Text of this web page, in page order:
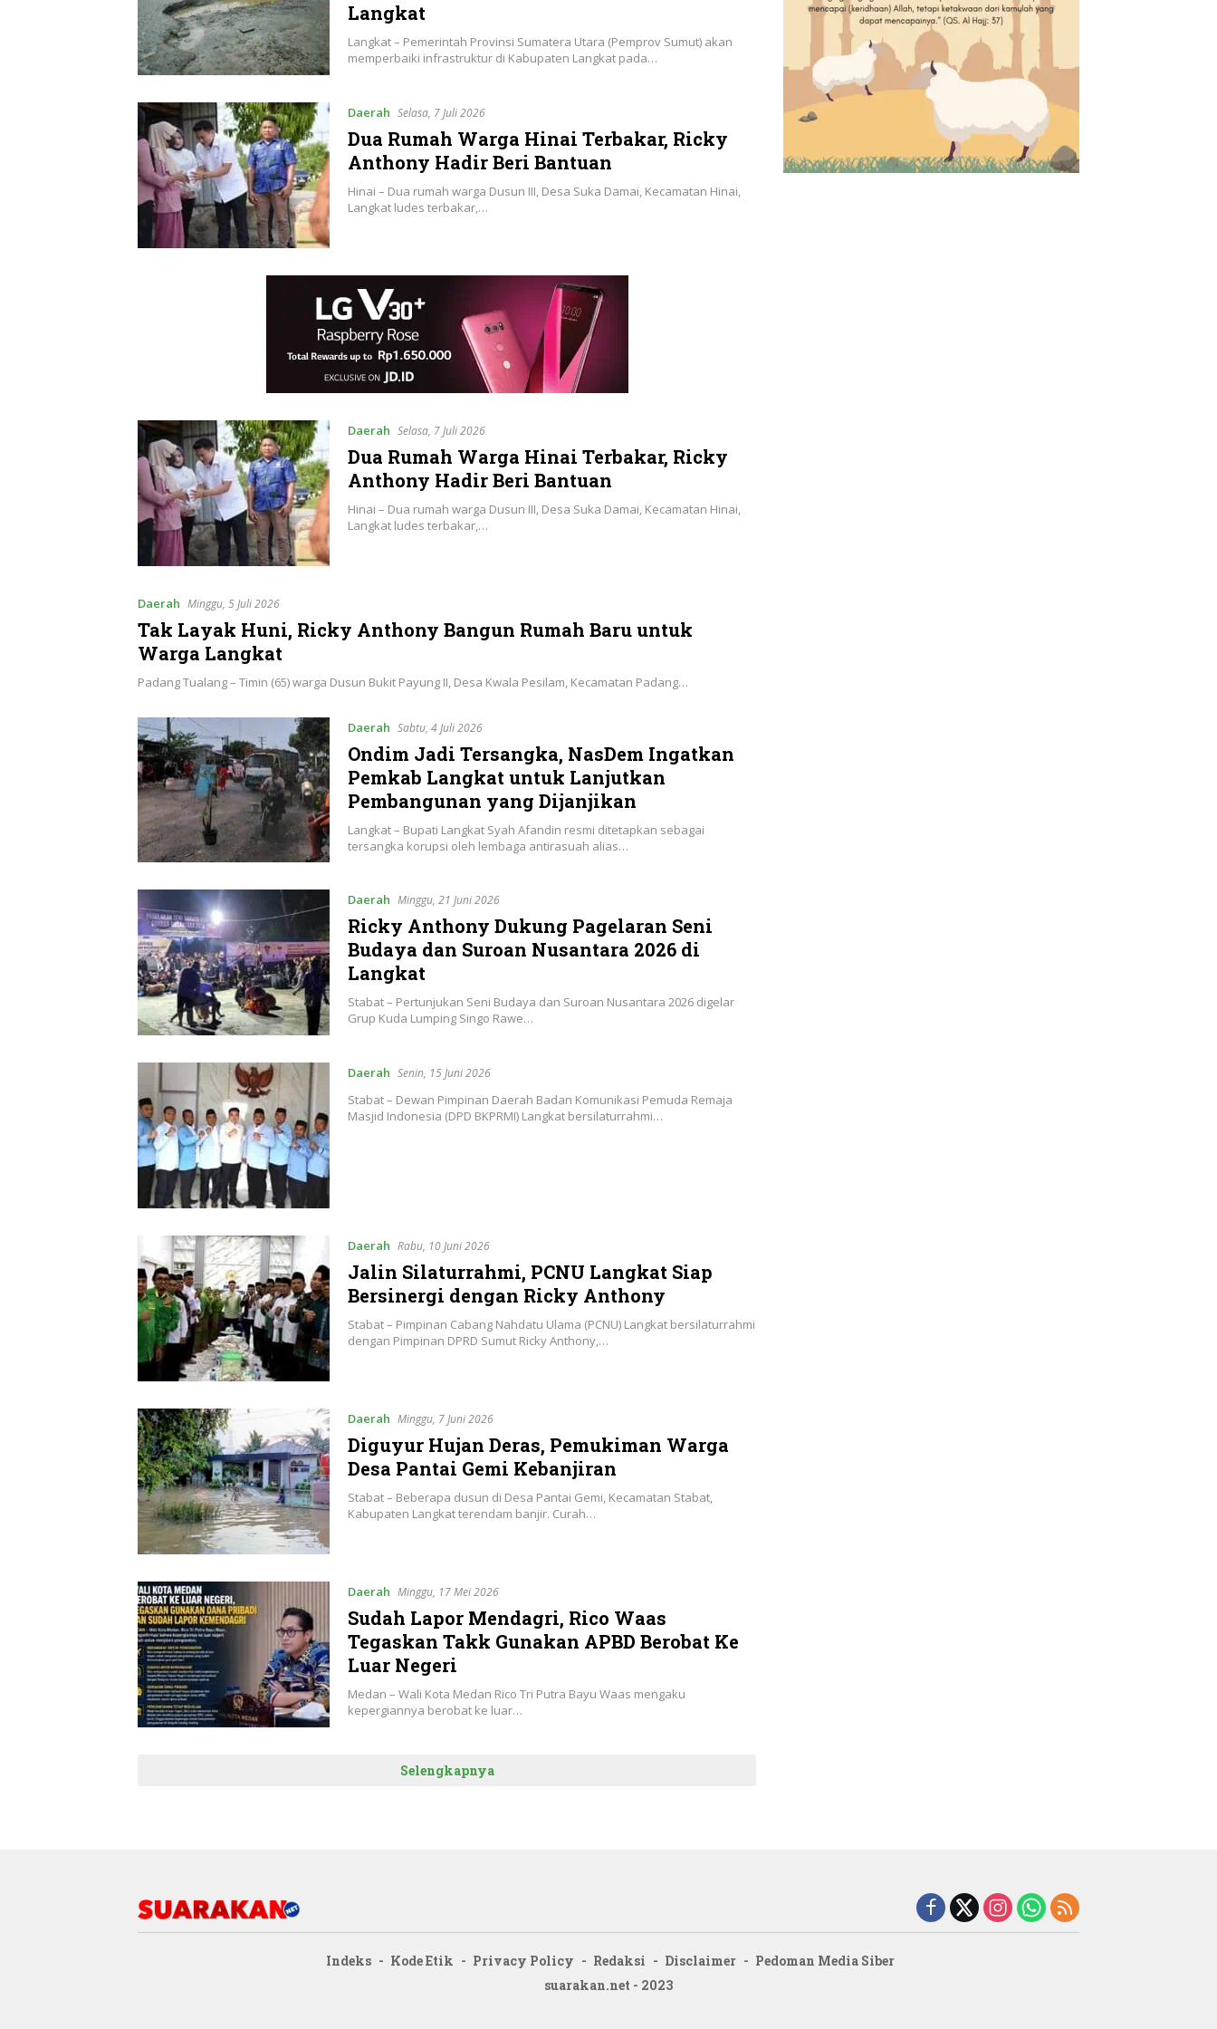
Langkat
Langkat – Pemerintah Provinsi Sumatera Utara (Pemprov Sumut) akan
memperbaiki infrastruktur di Kabupaten Langkat pada…
Daerah Selasa, 7 Juli 2026
Dua Rumah Warga Hinai Terbakar, Ricky
Anthony Hadir Beri Bantuan
Hinai – Dua rumah warga Dusun III, Desa Suka Damai, Kecamatan Hinai,
Langkat ludes terbakar,…
Daerah Selasa, 7 Juli 2026
Dua Rumah Warga Hinai Terbakar, Ricky
Anthony Hadir Beri Bantuan
Hinai – Dua rumah warga Dusun III, Desa Suka Damai, Kecamatan Hinai,
Langkat ludes terbakar,…
Daerah Minggu, 5 Juli 2026
Tak Layak Huni, Ricky Anthony Bangun Rumah Baru untuk
Warga Langkat
Padang Tualang – Timin (65) warga Dusun Bukit Payung II, Desa Kwala Pesilam, Kecamatan Padang…
Daerah Sabtu, 4 Juli 2026
Ondim Jadi Tersangka, NasDem Ingatkan
Pemkab Langkat untuk Lanjutkan
Pembangunan yang Dijanjikan
Langkat – Bupati Langkat Syah Afandin resmi ditetapkan sebagai
tersangka korupsi oleh lembaga antirasuah alias…
Daerah Minggu, 21 Juni 2026
Ricky Anthony Dukung Pagelaran Seni
Budaya dan Suroan Nusantara 2026 di
Langkat
Stabat – Pertunjukan Seni Budaya dan Suroan Nusantara 2026 digelar
Grup Kuda Lumping Singo Rawe…
Daerah Senin, 15 Juni 2026
Stabat – Dewan Pimpinan Daerah Badan Komunikasi Pemuda Remaja
Masjid Indonesia (DPD BKPRMI) Langkat bersilaturrahmi…
Daerah Rabu, 10 Juni 2026
Jalin Silaturrahmi, PCNU Langkat Siap
Bersinergi dengan Ricky Anthony
Stabat – Pimpinan Cabang Nahdatu Ulama (PCNU) Langkat bersilaturrahmi
dengan Pimpinan DPRD Sumut Ricky Anthony,…
Daerah Minggu, 7 Juni 2026
Diguyur Hujan Deras, Pemukiman Warga
Desa Pantai Gemi Kebanjiran
Stabat – Beberapa dusun di Desa Pantai Gemi, Kecamatan Stabat,
Kabupaten Langkat terendam banjir. Curah…
Daerah Minggu, 17 Mei 2026
Sudah Lapor Mendagri, Rico Waas
Tegaskan Takk Gunakan APBD Berobat Ke
Luar Negeri
Medan – Wali Kota Medan Rico Tri Putra Bayu Waas mengaku
kepergiannya berobat ke luar…
Selengkapnya
Indeks Kode Etik Privacy Policy Redaksi Disclaimer
Pedoman Media Siber
suarakan.net - 2023